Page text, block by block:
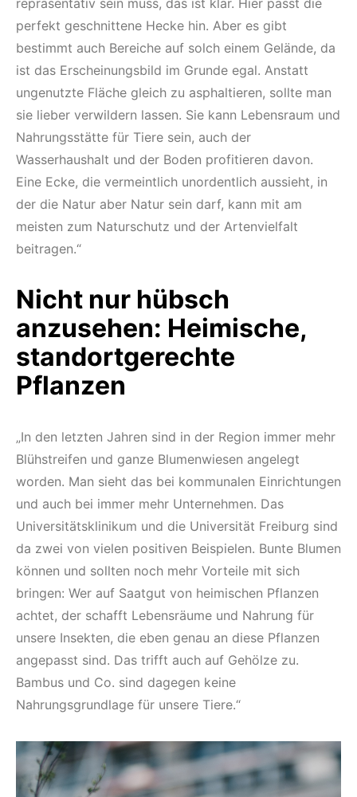
perfekt geschnittene Hecke hin. Aber es gibt
bestimmt auch Bereiche auf solch einem Gelände, da
ist das Erscheinungsbild im Grunde egal. Anstatt
ungenutzte Fläche gleich zu asphaltieren, sollte man
sie lieber verwildern lassen. Sie kann Lebensraum und
Nahrungsstätte für Tiere sein, auch der
Wasserhaushalt und der Boden profitieren davon.
Eine Ecke, die vermeintlich unordentlich aussieht, in
der die Natur aber Natur sein darf, kann mit am
meisten zum Naturschutz und der Artenvielfalt
beitragen.“
Nicht nur hübsch
anzusehen: Heimische,
standortgerechte
Pflanzen
„In den letzten Jahren sind in der Region immer mehr
Blühstreifen und ganze Blumenwiesen angelegt
worden. Man sieht das bei kommunalen Einrichtungen
und auch bei immer mehr Unternehmen. Das
Universitätsklinikum und die Universität Freiburg sind
da zwei von vielen positiven Beispielen. Bunte Blumen
können und sollten noch mehr Vorteile mit sich
bringen: Wer auf Saatgut von heimischen Pflanzen
achtet, der schafft Lebensräume und Nahrung für
unsere Insekten, die eben genau an diese Pflanzen
angepasst sind. Das trifft auch auf Gehölze zu.
Bambus und Co. sind dagegen keine
Nahrungsgrundlage für unsere Tiere.“